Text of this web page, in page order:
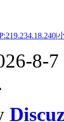
|
8-7